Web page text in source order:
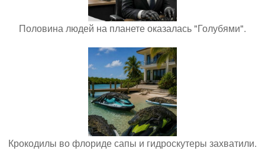
Половина людей на планете оказалась "Голубями".
Крокодилы во флориде сапы и гидроскутеры захватили.